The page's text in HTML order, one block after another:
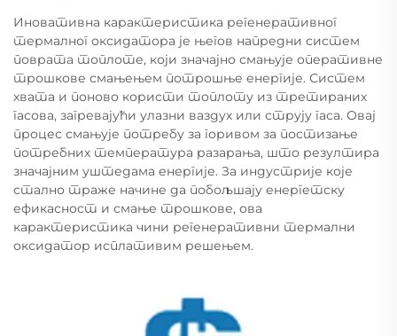
Иновативна карактеристика регенеративног
термалног оксидатора је његов напредни систем
поврата топлоте, који значајно смањује оперативне
трошкове смањењем потрошње енергије. Систем
хвата и поново користи топлоту из третираних
гасова, загревајући улазни ваздух или струју гаса. Овај
процес смањује потребу за горивом за постизање
потребних температура разарања, што резултира
значајним уштедама енергије. За индустрије које
стално траже начине да побољшају енергетску
ефикасност и смање трошкове, ова
карактеристика чини регенеративни термални
оксидатор исплативим решењем.